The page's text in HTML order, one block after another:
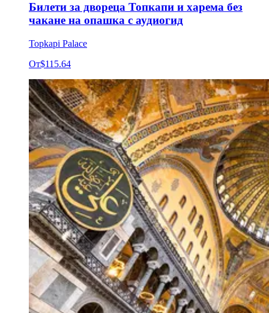
Билети за двореца Топкапи и харема без
чакане на опашка с аудиогид
Topkapi Palace
От$115.64